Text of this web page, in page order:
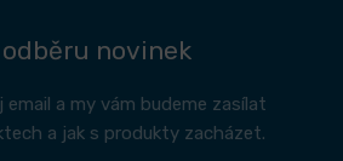
novinek
a my vám budeme zasílat
a jak s produkty zacházet.